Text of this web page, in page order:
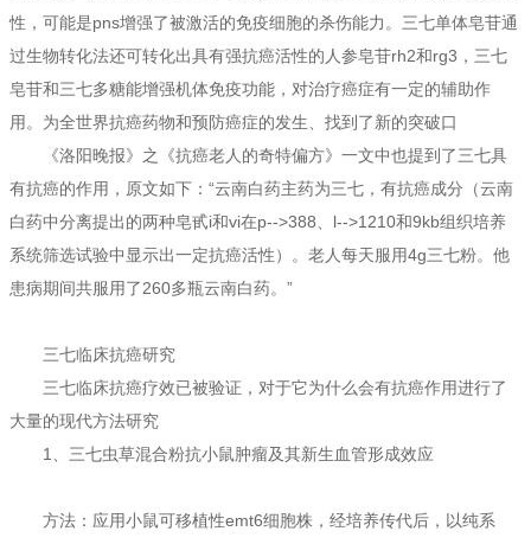
性，可能是pns增强了被激活的免疫细胞的杀伤能力。三七单体皂苷通
过生物转化法还可转化出具有强抗癌活性的人参皂苷rh2和rg3，三七
皂苷和三七多糖能增强机体免疫功能，对治疗癌症有一定的辅助作
用。为全世界抗癌药物和预防癌症的发生、找到了新的突破口
《洛阳晚报》之《抗癌老人的奇特偏方》一文中也提到了三七具
有抗癌的作用，原文如下：“云南白药主药为三七，有抗癌成分（云南
白药中分离提出的两种皂甙i和vi在p-->388、l-->1210和9kb组织培养
系统筛选试验中显示出一定抗癌活性）。老人每天服用4g三七粉。他
患病期间共服用了260多瓶云南白药。”
三七临床抗癌研究
三七临床抗癌疗效已被验证，对于它为什么会有抗癌作用进行了
大量的现代方法研究
1、三七虫草混合粉抗小鼠肿瘤及其新生血管形成效应
方法：应用小鼠可移植性emt6细胞株，经培养传代后，以纯系